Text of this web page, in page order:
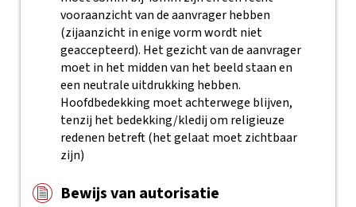
vooraanzicht van de aanvrager hebben
(zijaanzicht in enige vorm wordt niet
geaccepteerd). Het gezicht van de aanvrager
moet in het midden van het beeld staan en
een neutrale uitdrukking hebben.
Hoofdbedekking moet achterwege blijven,
tenzij het bedekking/kledij om religieuze
redenen betreft (het gelaat moet zichtbaar
zijn)
Bewijs van autorisatie